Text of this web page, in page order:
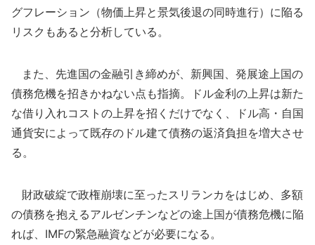
グフレーション（物価上昇と景気後退の同時進行）に陥る
リスクもあると分析している。
また、先進国の金融引き締めが、新興国、発展途上国の
債務危機を招きかねない点も指摘。ドル金利の上昇は新た
な借り入れコストの上昇を招くだけでなく、ドル高・自国
通貨安によって既存のドル建て債務の返済負担を増大させ
る。
財政破綻で政権崩壊に至ったスリランカをはじめ、多額
の債務を抱えるアルゼンチンなどの途上国が債務危機に陥
れば、IMFの緊急融資などが必要になる。